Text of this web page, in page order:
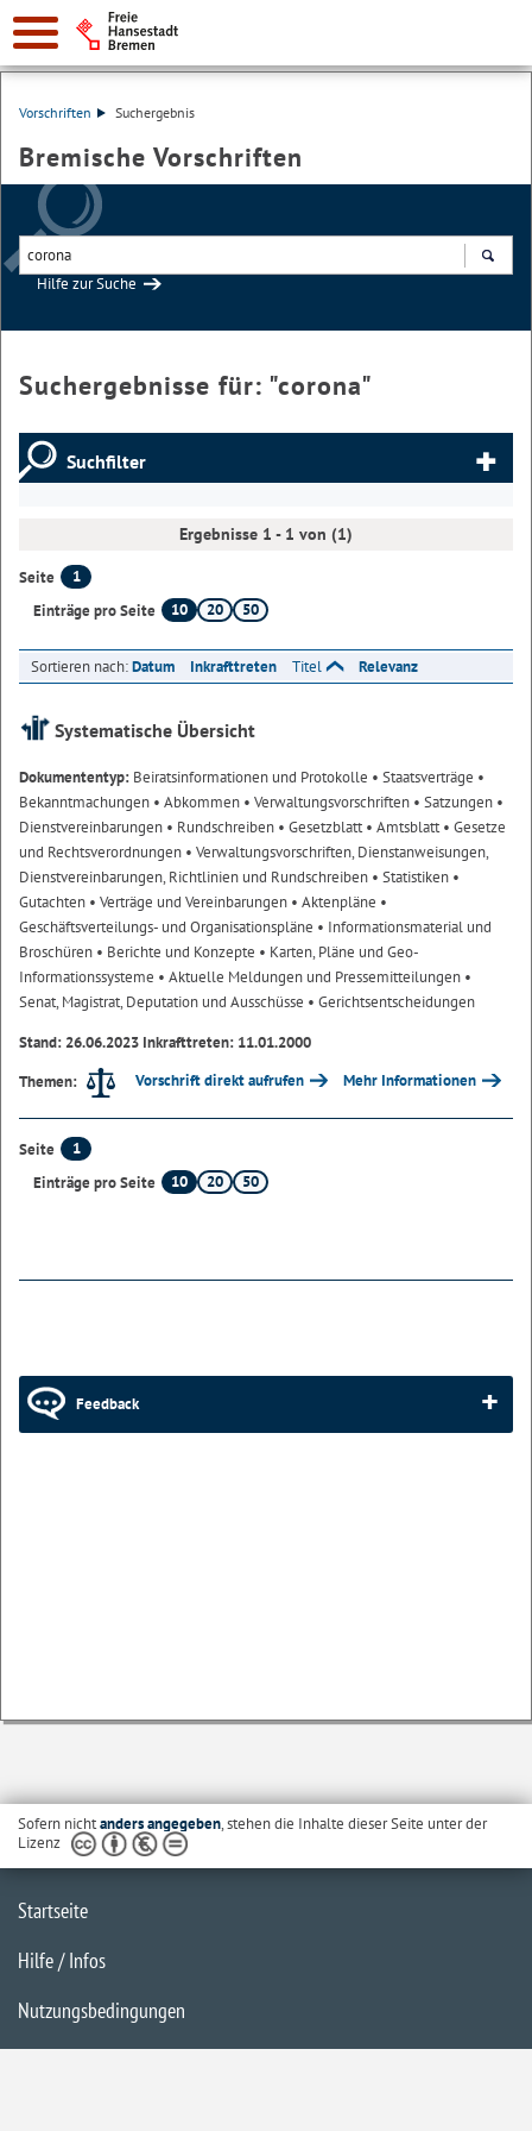
Vorschriften Suchergebnis
Bremische Vorschriften
Hilfe zur Suche
Suchergebnisse für: "corona"
Suchfilter
Ergebnisse 1 - 1 von (1)
Seite
1
Einträge pro Seite
10 20 50
Sortieren nach:Datum Inkrafttreten Titel Relevanz
Systematische Übersicht
Dokumententyp: Beiratsinformationen und Protokolle • Staatsverträge •
Bekanntmachungen • Abkommen • Verwaltungsvorschriften • Satzungen •
Dienstvereinbarungen • Rundschreiben • Gesetzblatt• Amtsblatt• Gesetze
und Rechtsverordnungen • Verwaltungsvorschriften, Dienstanweisungen,
Dienstvereinbarungen, Richtlinien und Rundschreiben • Statistiken •
Gutachten • Verträge und Vereinbarungen • Aktenpläne •
Geschäftsverteilungs- und Organisationspläne • Informationsmaterial und
Broschüren • Berichte und Konzepte • Karten, Pläne und Geo-
Informationssysteme • Aktuelle Meldungen und Pressemitteilungen •
Senat, Magistrat, Deputation und Ausschüsse • Gerichtsentscheidungen
Stand: 26.06.2023 Inkrafttreten: 11.01.2000
Themen:
Vorschrift direkt aufrufen Mehr Informationen
Seite
1
Einträge pro Seite
10 20 50
Feedback
Sofern nichtanders angegeben, stehen die Inhalte dieser Seite unter der
Lizenz
Startseite
Hilfe / Infos
Nutzungsbedingungen